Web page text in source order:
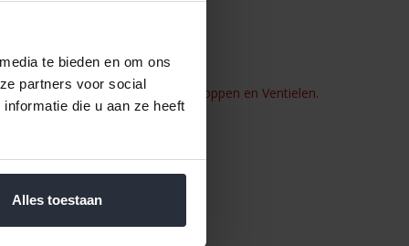
te bieden en om ons
partners voor social
die u aan ze heeft
Alles toestaan
Sicomatic
van Drukregelaars, Afdichtingsdoppen en Ventielen.
ongeveer Ø 1.8cm